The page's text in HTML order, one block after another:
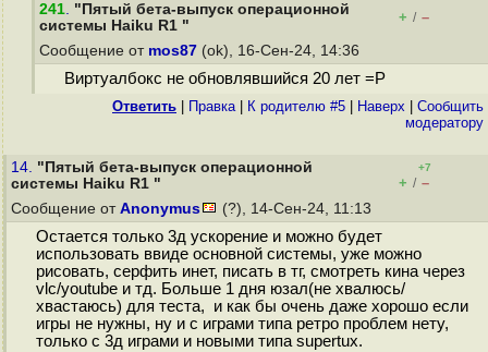
241. "Пятый бета-выпуск операционной
системы Haiku R1 "
+ / –
Сообщение от mos87 (ok), 16-Сен-24, 14:36
Виртуалбокс не обновлявшийся 20 лет =Р
Ответить Правка| К родителю #5 Наверх
Cообщить
модератору
14. "Пятый бета-выпуск операционной
системы Haiku R1 "
+7
+ / –
Сообщение от Anonymus (?), 14-Сен-24, 11:13
Остается только 3д ускорение и можно будет
использовать ввиде основной системы, уже можно
рисовать, серфить инет, писать в тг, смотреть кина через
vlc/youtube и тд. Больше 1 дня юзал(не хвалюсь/
хвастаюсь) для теста, и как бы очень даже хорошо если
игры не нужны, ну и с играми типа ретро проблем нету,
только с 3д играми и новыми типа supertux.